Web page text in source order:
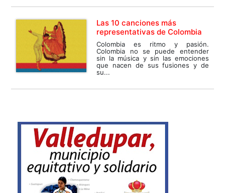
Las 10 canciones más
representativas de Colombia
Colombia es ritmo y pasión.
Colombia no se puede entender
sin la música y sin las emociones
que nacen de sus fusiones y de
su...